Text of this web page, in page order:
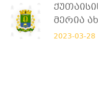
Მერია
2023-03-28